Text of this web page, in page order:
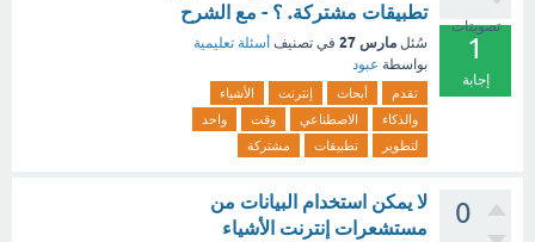
تصويتات
1
إجابة
تطبيقات مشتركة. ؟ - مع الشرح
سُئل مارس 27 في تصنيف أسئلة تعليمية
بواسطة عبود
تقدم أبحاث إنترنت
الأشياء
والذكاء
الاصطناعي وقت
واحد
لتطوير
تطبيقات مشتركة
0
لا يمكن استخدام البيانات من
مستشعرات إنترنت الأشياء